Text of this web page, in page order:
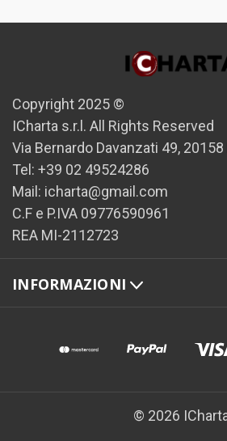
Copyright 2025 ©
ICharta s.r.l. All Rights Reserved
Via Bernardo Davanzati 49,
Tel: +39 02 49524286
Mail: icharta@gmail.com
C.F e P.IVA 09776590961
REA MI-2112723
INFORMAZIONI
© 2026